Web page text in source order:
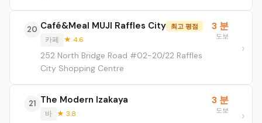
20 Café&Meal MUJI Raffles City 최고 평점
카페 ★ 4.6
252 North Bridge Road #02-20/22 Raffles
City Shopping Centre
3 분
도보
21 The Modern Izakaya
바 ★ 3.8
3 분
도보